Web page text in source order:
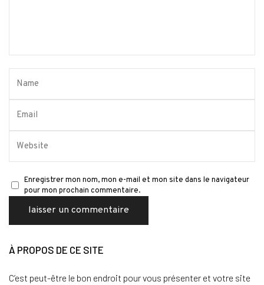
Enregistrer mon nom, mon e-mail et mon site dans le navigateur
pour mon prochain commentaire.
À PROPOS DE CE SITE
C’est peut-être le bon endroit pour vous présenter et votre site